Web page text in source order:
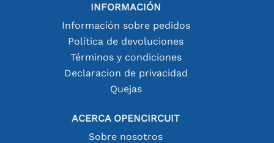
INFORMACIÓN
Información sobre pedidos
Política de devoluciones
Términos y condiciones
Declaracion de privacidad
Quejas
ACERCA OPENCIRCUIT
Sobre nosotros